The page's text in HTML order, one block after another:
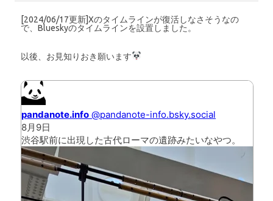
[2024/06/17更新]Xのタイムラインが復活しなさそうなの
で、Blueskyのタイムラインを設置しました。
以後、お見知りおき願います